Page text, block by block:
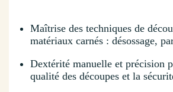
Maîtrise des techniques de
matériaux carnés : désossage,
Dextérité manuelle et précision
qualité des découpes et la